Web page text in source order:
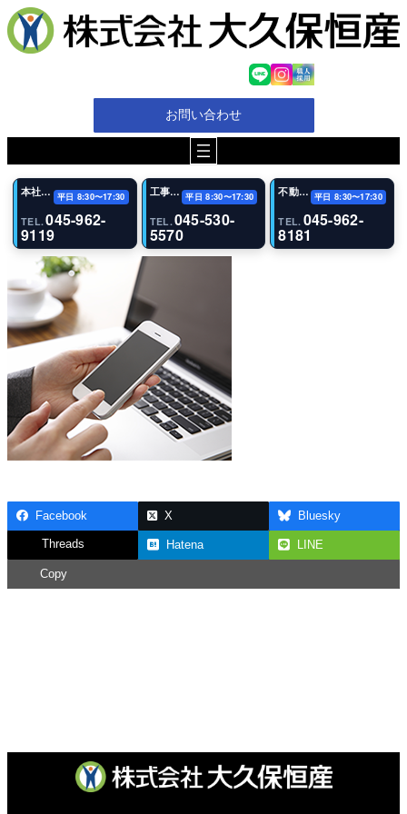
内
容
を
お問い合わせ
本社・代表電話 平日 8:30〜17:30
TEL. 045-962-
9119
工事（恩田事業所） 平日 8:30〜17:30
TEL. 045-530-
5570
不動産事業部 平日 8:30〜17:30
TEL. 045-962-
8181
Facebook X Bluesky
Threads Hatena LINE
Copy